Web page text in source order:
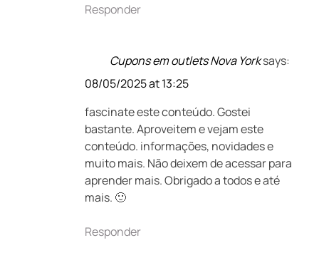
Responder
Cupons em outlets Nova Yorksays:
08/05/2025 at 13:25
fascinate este conteúdo. Gostei
bastante. Aproveitem e vejam este
conteúdo. informações, novidades e
muito mais. Não deixem de acessar para
aprender mais. Obrigado a todos e até
mais. 🙂
Responder